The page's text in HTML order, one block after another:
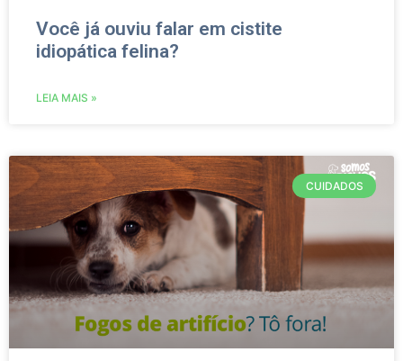
Você já ouviu falar em cistite
idiopática felina?
LEIA MAIS »
CUIDADOS